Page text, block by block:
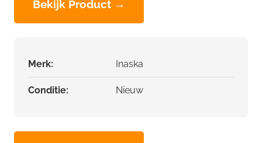
Bekijk Product →
Merk: Inaska
Conditie: Nieuw